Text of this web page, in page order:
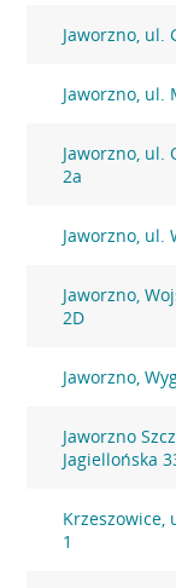
Jaworzno, ul.
Jaworzno, ul.
Jaworzno, ul.
2a
Jaworzno, ul.
Jaworzno,
2D
Jaworzno,
Jaworzno
Jagiellońska
Krzeszowice,
1